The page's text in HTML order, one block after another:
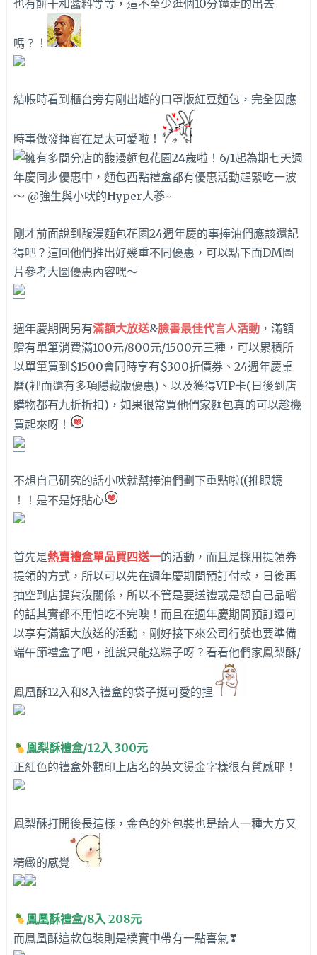
也有餅干和醬料等等，這不至少逛個10分鐘走的出去
嗎？！
結帳時看到櫃台旁有剛出爐的口罩版紅豆麵包，完全因應
時事做發揮實在是太可愛啦！
剛才前面說到馥漫麵包花園24週年慶的事捧油們應該還記
得吧？這回他們推出好幾重不同優惠，可以點下面DM圖
片參考大圖優惠內容嘿～
週年慶期間另有滿額大放送&臉書最佳代言人活動，滿額
贈有單筆消費滿100元/800元/1500元三種，可以累積所
以單筆買到$1500會同時享有$300折價券、24週年慶桌
曆(裡面還有多項隱藏版優惠)、以及獲得VIP卡(日後到店
購物都有九折折扣)，如果很常買他們家麵包真的可以趁機
買起來呀！
不想自己研究的話小吠就幫捧油們劃下重點啦((推眼鏡
！！是不是好貼心
首先是熱賣禮盒單品買四送一的活動，而且是採用提領券
提領的方式，所以可以先在週年慶期間預訂付款，日後再
抽空到店提貨沒關係，所以不管是要送禮或是想自己品嚐
的話其實都不用怕吃不完噢！而且在週年慶期間預訂還可
以享有滿額大放送的活動，剛好接下來公司行號也要準備
端午節禮盒了吧，誰說只能送粽子呀？看看他們家鳯梨酥/
鳯凰酥12入和8入禮盒的袋子挺可愛的捏
鳯梨酥禮盒/12入 300元
正紅色的禮盒外觀印上店名的英文燙金字樣很有質感耶！
鳯梨酥打開後長這樣，金色的外包裝也是給人一種大方又
精緻的感覺
鳯凰酥禮盒/8入 208元
而鳯凰酥這款包裝則是樸實中帶有一點喜氣❣